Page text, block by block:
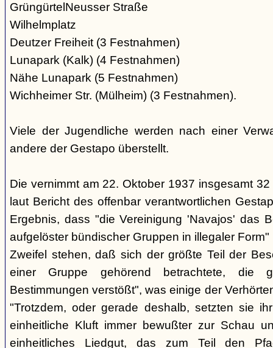
GrüngürtelNeusser Straße
Wilhelmplatz
Deutzer Freiheit (3 Festnahmen)
Lunapark (Kalk) (4 Festnahmen)
Nähe Lunapark (5 Festnahmen)
Wichheimer Str. (Mülheim) (3 Festnahmen).
Viele der Jugendliche werden nach einer
andere der Gestapo überstellt.
Die vernimmt am 22. Oktober 1937 insgesamt
laut Bericht des offenbar verantwortlichen
Ergebnis, dass "die Vereinigung 'Navajos' das
aufgelöster bündischer Gruppen in illegaler
Zweifel stehen, daß sich der größte Teil der
einer Gruppe gehörend betrachtete, die
Bestimmungen verstößt", was einige der
"Trotzdem, oder gerade deshalb, setzten sie
einheitliche Kluft immer bewußter zur Schau
einheitliches Liedgut, das zum Teil den